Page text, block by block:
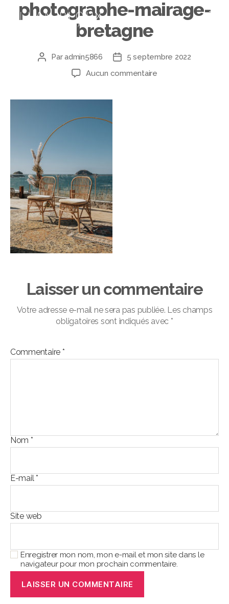
photographe-mairage-
bretagne
Paradmin5866
5 septembre 2022
Aucun commentaire
Laisser un commentaire
Votre adresse e-mail ne sera pas publiée. Les champs
obligatoires sont indiqués avec *
Commentaire *
Nom *
E-mail*
Site web
Enregistrer mon nom, mon e-mail et mon site dans le
navigateur pour mon prochain commentaire.